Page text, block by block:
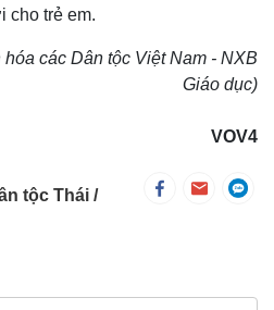
cho trẻ em.
các Dân tộc Việt Nam - NXB
Giáo dục)
VOV4
tộc Thái